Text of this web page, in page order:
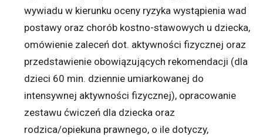
wywiadu w kierunku oceny ryzyka wystąpienia wad
postawy oraz chorób kostno-stawowych u dziecka,
omówienie zaleceń dot. aktywności fizycznej oraz
przedstawienie obowiązujących rekomendacji (dla
dzieci 60 min. dziennie umiarkowanej do
intensywnej aktywności fizycznej), opracowanie
zestawu ćwiczeń dla dziecka oraz
rodzica/opiekuna prawnego, o ile dotyczy,